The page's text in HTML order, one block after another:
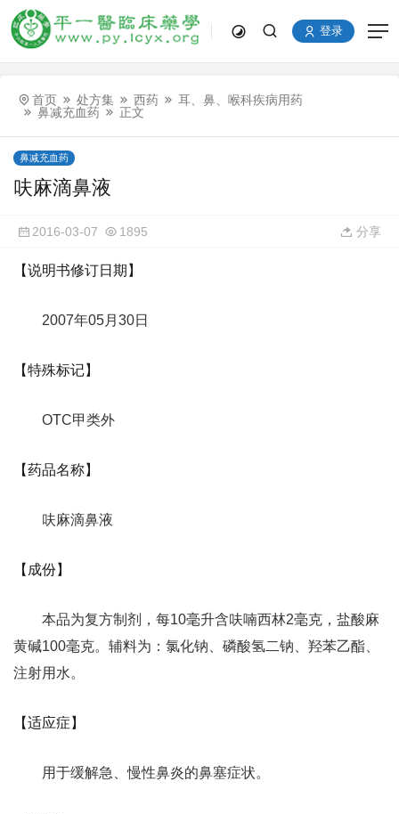
登录
首页 处方集 西药
耳、鼻、喉科疾病用药
鼻减充血药
正文
鼻减充血药
呋麻滴鼻液
2016-03-07 1895 分享
【说明书修订日期】
2007年05月30日
【特殊标记】
OTC甲类外
【药品名称】
呋麻滴鼻液
【成份】
本品为复方制剂，每10毫升含呋喃西林2毫克，盐酸麻
黄碱100毫克。辅料为：氯化钠、磷酸氢二钠、羟苯乙酯、
注射用水。
【适应症】
用于缓解急、慢性鼻炎的鼻塞症状。